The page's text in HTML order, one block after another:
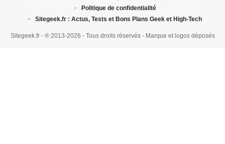
Sitegeek.fr - ® 2013-2026 - Tous droits réservés - Marque et logos déposés
Politique de confidentialité
Sitegeek.fr : Actus, Tests et Bons Plans Geek et High-Tech